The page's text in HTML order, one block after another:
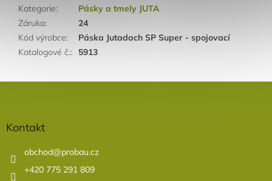
Kategorie:
Pásky a tmely JUTA
Záruka:
24
Kód výrobce:
Páska Jutadach SP Super - spojovací
Katalogové č.: 5913
Kontakt
obchod@probau.cz
+420 775 291 809